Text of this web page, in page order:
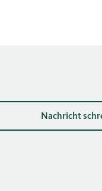
Nachricht